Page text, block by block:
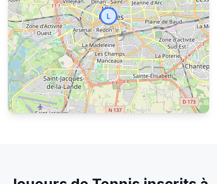
C
M
L
T
P
E
M
A
Y
L